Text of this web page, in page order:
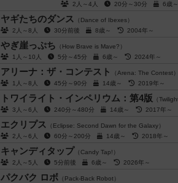
2人～4人
20分～30分 6歳
ヤギたちのダンス
（Dance of Ibexes）
2人～8人
30分前後 8歳～ 2004年～
やぎ崖っぷち （How Brave is Mave?）
1人～10人
5分～45分 6歳～ 2024年～
アリーナ：ザ・コンテスト
（Arena: The Contest）
1人～8人
45分～90分 14歳～ 2019年～
トワイライト・インペリウム：第4版 （
3人～6人
240分～480分 14歳～ 2017年～
エクリプス
（Eclipse: Second Dawn for the Galaxy）
2人～6人
60分～200分 14歳～ 2018年～
キャンディタップ （Candy Tap!）
2人～5人
5分前後 6歳～ 2026年～
パクバク ロボ （Pack-Back Robot）